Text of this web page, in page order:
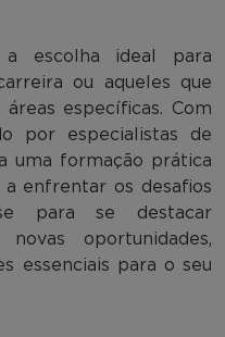
a escolha ideal para
ou aqueles que
específicas. Com
por especialistas de
uma formação prática
a enfrentar os desafios
para se destacar
oportunidades,
essenciais para o seu